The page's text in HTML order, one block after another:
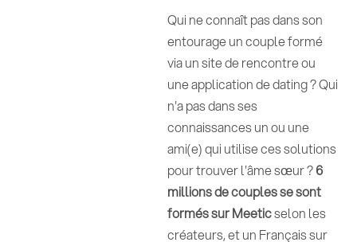
Qui ne connaît pas dans son
entourage un couple formé
via un site de rencontre ou
une application de dating ? Qui
n'a pas dans ses
connaissances un ou une
ami(e) qui utilise ces solutions
pour trouver l'âme sœur ?6
millions de couples se sont
formés sur Meeticselon les
créateurs, et un Français sur